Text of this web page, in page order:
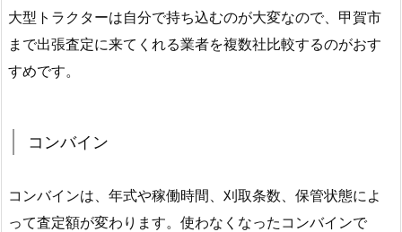
大型トラクターは自分で持ち込むのが大変なので、甲賀市
まで出張査定に来てくれる業者を複数社比較するのがおす
すめです。
コンバイン
コンバインは、年式や稼働時間、刈取条数、保管状態によ
って査定額が変わります。使わなくなったコンバインで